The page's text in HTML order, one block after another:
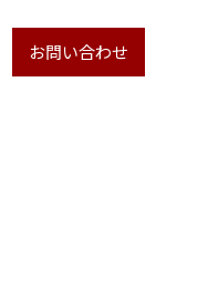
お問い合わせ